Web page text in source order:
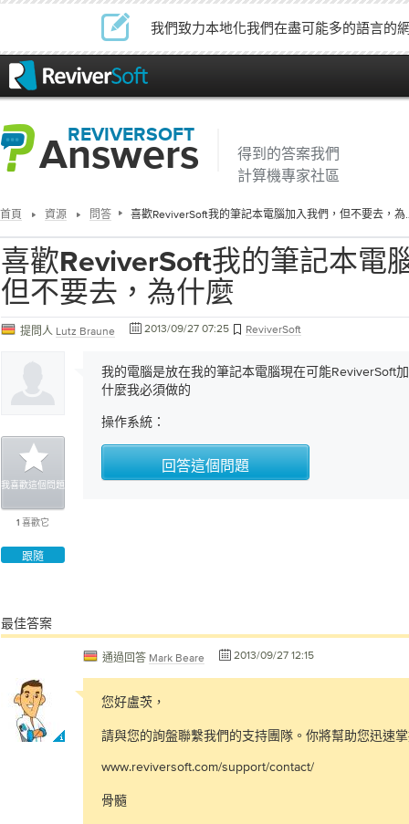
我們致力本地化我們在盡可能多的語言的
REVIVERSOFT
Answers
得到的答案我們
計算機專家社區
首頁 資源 問答 喜歡ReviverSoft我
喜歡ReviverSoft我的筆記本電
但不要去，為什麼
提問人 Lutz Braune 2013/09/27 07:25 ReviverSoft
我喜歡這個問題
1 喜歡它
跟隨
我的電腦是放在我的筆記本電腦現在可能ReviverSoft
什麼我必須做的
操作系統：
回答這個問題
最佳答案
通過回答 Mark Beare 2013/09/27 12:15
您好盧茨，
請與您的詢盤聯繫我們的支持團隊。你將幫助您迅速
www.reviversoft.com/support/contact/
骨髓